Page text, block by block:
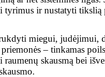
tyrimus ir nustatyti tikslią
miegui, judėjimui,
– tinkamas
raumenų skausmą bei